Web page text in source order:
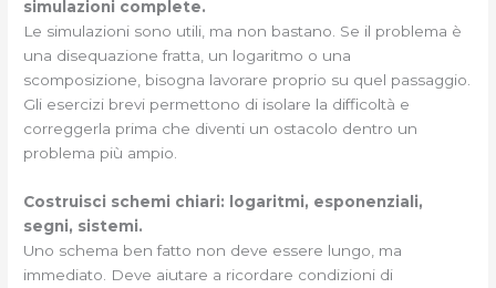
simulazioni complete.
Le simulazioni sono utili, ma non bastano. Se il problema è
una disequazione fratta, un logaritmo o una
scomposizione, bisogna lavorare proprio su quel passaggio.
Gli esercizi brevi permettono di isolare la difficoltà e
correggerla prima che diventi un ostacolo dentro un
problema più ampio.
Costruisci schemi chiari: logaritmi, esponenziali,
segni, sistemi.
Uno schema ben fatto non deve essere lungo, ma
immediato. Deve aiutare a ricordare condizioni di